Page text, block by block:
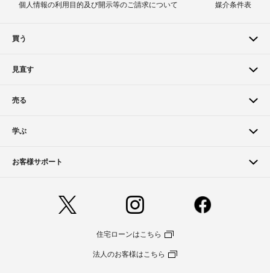
個人情報の利用目的及び開示等のご請求について 媒介条件表
買う
見直す
売る
学ぶ
お客様サポート
住宅ローンはこちら
法人のお客様はこちら